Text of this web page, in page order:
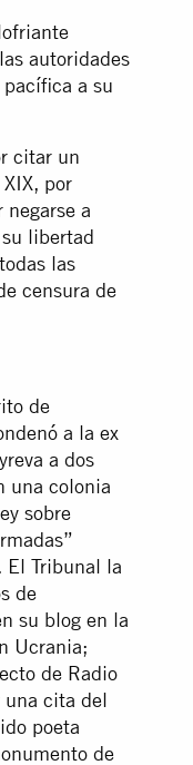
autoridades
a su
citar un
por
a
libertad
las
censura de
de
a la ex
a dos
una colonia
sobre
Tribunal la
de
su blog en la
Ucrania;
de Radio
una cita del
poeta
de